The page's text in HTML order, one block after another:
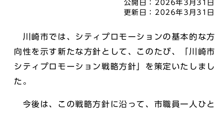
公開日： 2026年3月31日
更新日： 2026年3月31日
川崎市では、シティプロモーションの基本的な方
向性を示す新たな方針として、このたび、「川崎市
シティプロモーション戦略方針」を策定いたしまし
た。
今後は、この戦略方針に沿って、市職員一人ひと